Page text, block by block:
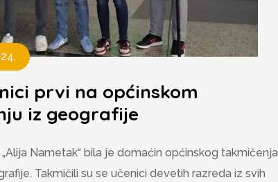
prvi na općinskom
iz geografije
Nametak“ bila je domaćin općinskog takmičenja
Takmičili su se učenici devetih razreda iz svih